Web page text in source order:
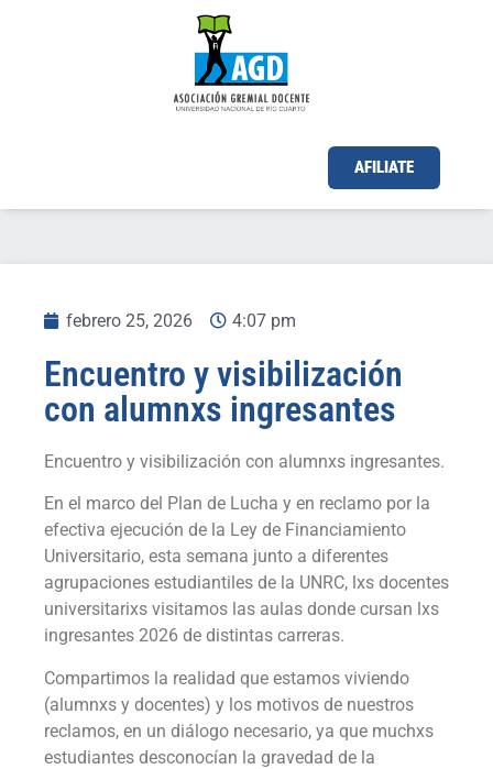
AFILIATE
febrero 25, 2026 4:07 pm
Encuentro y visibilización
con alumnxs ingresantes
Encuentro y visibilización con alumnxs ingresantes.
En el marco del Plan de Lucha y en reclamo por la
efectiva ejecución de la Ley de Financiamiento
Universitario, esta semana junto a diferentes
agrupaciones estudiantiles de la UNRC, lxs docentes
universitarixs visitamos las aulas donde cursan lxs
ingresantes 2026 de distintas carreras.
Compartimos la realidad que estamos viviendo
(alumnxs y docentes) y los motivos de nuestros
reclamos, en un diálogo necesario, ya que muchxs
estudiantes desconocían la gravedad de la